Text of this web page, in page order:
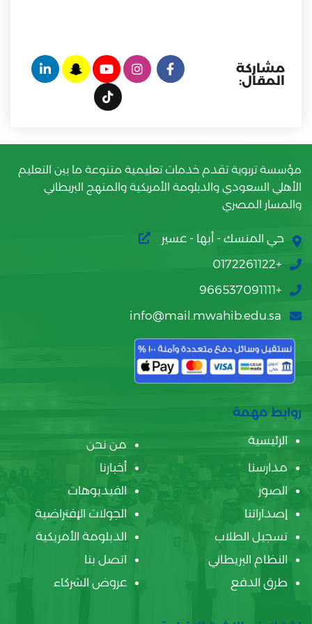
مشاركة
المقال:
مؤسسة تربوية تقدم خدمات تعليمية متنوعة ما بين التعليم
الأهلي السعودي والدبلومة الأمريكية والمنهج البريطاني
والمسار المصري
حي المنسك - أبها - عسير
+0172261122
+966537091111
info@mail.mwahib.edu.sa
روابط مهمة
الرئيسية
من نحن
مدارسنا
أخبارنا
الصور
الفيديوهات
إصداراتنا
الجولات الإفتراضية
تسجيل الطلاب
الدبلومة الأمريكية
النظام البريطاني
اتصل بنا
طرق الدفع
عروض الشركاء